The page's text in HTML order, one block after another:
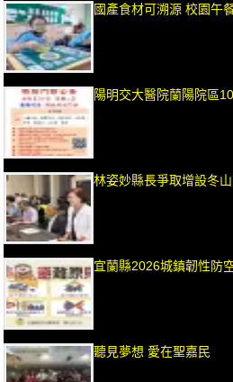
國產食材可溯源 校園午
陽明交大醫院蘭陽院區
林姿妙縣長爭取增設冬
宜蘭縣2026城鎮韌性防
聽見夢想 愛在聖嘉民